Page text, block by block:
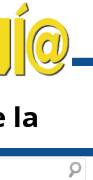
la